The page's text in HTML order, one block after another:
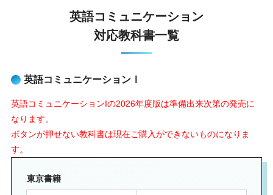
英語コミュニケーション
対応教科書一覧
英語コミュニケーションⅠ
英語コミュニケーションIの2026年度版は準備出来次第の発売に
なります。
ボタンが押せない教科書は現在ご購入ができないものになりま
す。
東京書籍